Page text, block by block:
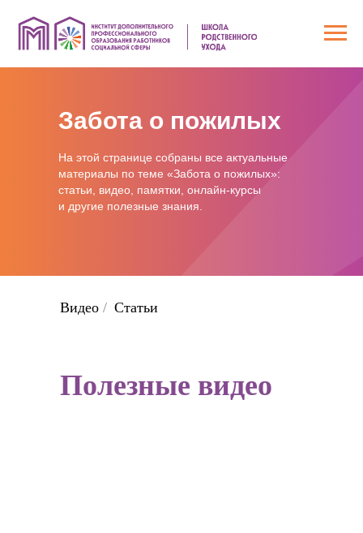
На этой странице собраны все актуальные
материалы по теме «Забота о пожилых»:
статьи, видео, памятки, онлайн-курсы
и другие полезные знания.
Забота о пожилых
Видео / Статьи
Полезные видео